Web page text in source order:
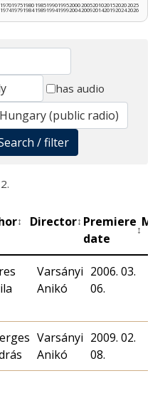
1970
1974
1975
1979
1980
1984
1985
1989
1990
1994
1995
1999
2000
2004
2005
2009
2010
2014
2015
2019
2020
2024
2025
2026
has audio
/ filter
↕ Director↕ Premiere
date
↕
Varsányi
Anikó
2006. 03.
06.
Varsányi
Anikó
2009. 02.
08.